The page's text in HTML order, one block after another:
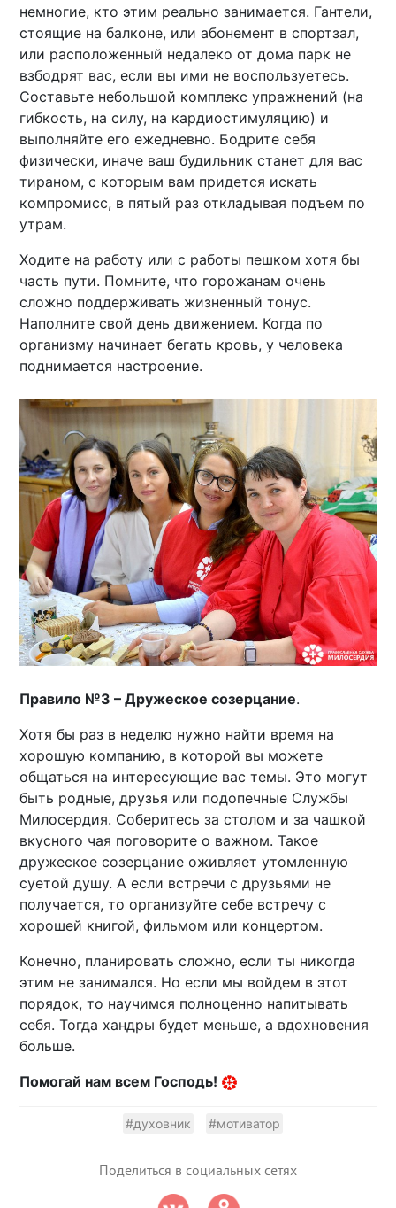
немногие, кто этим реально занимается. Гантели,
стоящие на балконе, или абонемент в спортзал,
или расположенный недалеко от дома парк не
взбодрят вас, если вы ими не воспользуетесь.
Составьте небольшой комплекс упражнений (на
гибкость, на силу, на кардиостимуляцию) и
выполняйте его ежедневно. Бодрите себя
физически, иначе ваш будильник станет для вас
тираном, с которым вам придется искать
компромисс, в пятый раз откладывая подъем по
утрам.
Ходите на работу или с работы пешком хотя бы
часть пути. Помните, что горожанам очень
сложно поддерживать жизненный тонус.
Наполните свой день движением. Когда по
организму начинает бегать кровь, у человека
поднимается настроение.
Правило №3 – Дружеское созерцание.
Хотя бы раз в неделю нужно найти время на
хорошую компанию, в которой вы можете
общаться на интересующие вас темы. Это могут
быть родные, друзья или подопечные Службы
Милосердия. Соберитесь за столом и за чашкой
вкусного чая поговорите о важном. Такое
дружеское созерцание оживляет утомленную
суетой душу. А если встречи с друзьями не
получается, то организуйте себе встречу с
хорошей книгой, фильмом или концертом.
Конечно, планировать сложно, если ты никогда
этим не занимался. Но если мы войдем в этот
порядок, то научимся полноценно напитывать
себя. Тогда хандры будет меньше, а вдохновения
больше.
Помогай нам всем Господь!
#духовник #мотиватор
Поделиться в социальных сетях